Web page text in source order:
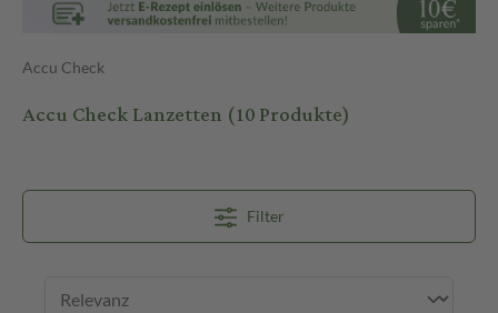
Accu Check
Accu Check Lanzetten (10 Produkte)
Filter